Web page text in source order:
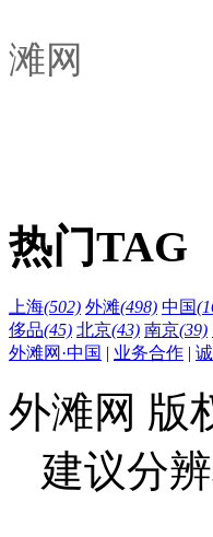
滩网
热门TAG
上海(502) 外滩(498) 中国
侈品(45) 北京(43) 南京(39)
外滩网·中国 | 业务合作 |
外滩网 版
建议分辨